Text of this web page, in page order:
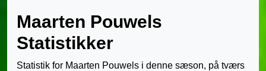
Maarten Pouwels
Statistikker
Statistik for Maarten Pouwels i denne sæson, på tværs